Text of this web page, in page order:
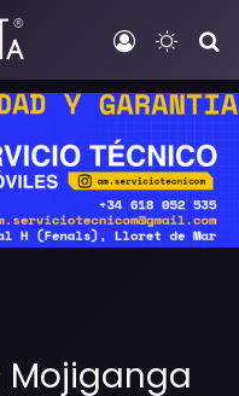
Iniciar
Mojiganga